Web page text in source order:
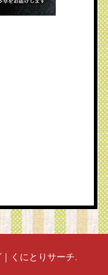
くにとりサーチ